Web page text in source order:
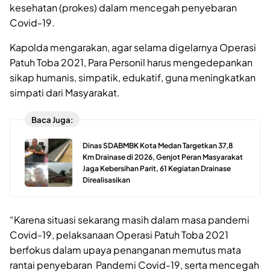
kesehatan (prokes) dalam mencegah penyebaran
Covid-19.
Kapolda mengarakan, agar selama digelarnya Operasi
Patuh Toba 2021, Para Personil harus mengedepankan
sikap humanis, simpatik, edukatif, guna meningkatkan
simpati dari Masyarakat.
Baca Juga:
Dinas SDABMBK Kota Medan Targetkan 37,8
Km Drainase di 2026, Genjot Peran Masyarakat
Jaga Kebersihan Parit, 61 Kegiatan Drainase
Direalisasikan
“Karena situasi sekarang masih dalam masa pandemi
Covid-19, pelaksanaan Operasi Patuh Toba 2021
berfokus dalam upaya penanganan memutus mata
rantai penyebaran Pandemi Covid-19, serta mencegah